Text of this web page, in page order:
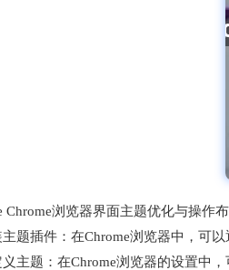
Chrome浏览器界面主题优化与操作布
主题插件：在Chrome浏览器中，可
义主题：在Chrome浏览器的设置中